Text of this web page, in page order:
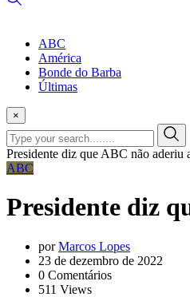
ABC
América
Bonde do Barba
Últimas
×
Presidente diz que ABC não aderiu
ABC
Presidente diz
porMarcos Lopes
23 de dezembro de 2022
0 Comentários
511 Views